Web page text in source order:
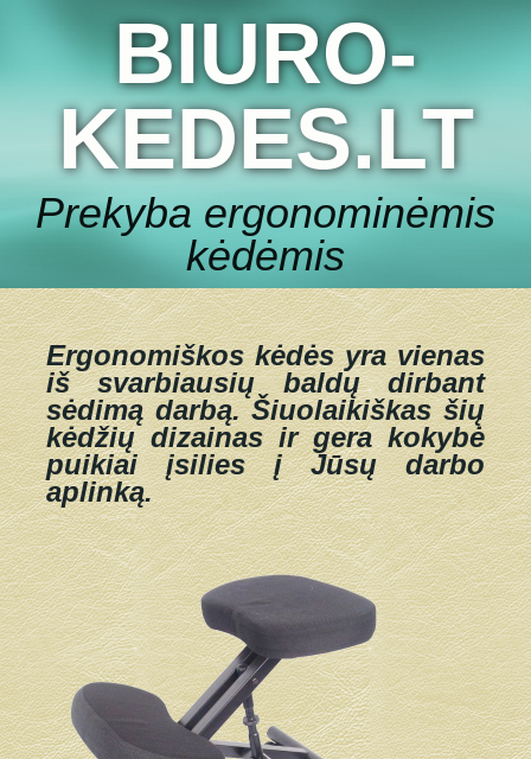
BIURO-
KEDES.LT
Prekyba ergonominėmis
kėdėmis
Ergonomiškos kėdės yra vienas
iš svarbiausių baldų dirbant
sėdimą darbą.Šiuolaikiškas šių
kėdžių dizainas ir gera kokybė
puikiai įsilies į Jūsų darbo
aplinką.